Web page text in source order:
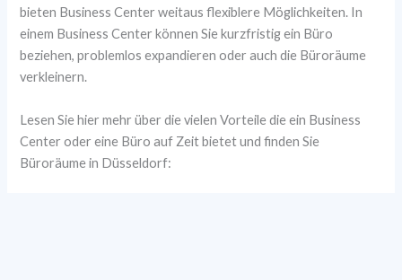
bieten Business Center weitaus flexiblere Möglichkeiten. In
einem Business Center können Sie kurzfristig ein Büro
beziehen, problemlos expandieren oder auch die Büroräume
verkleinern.
Lesen Sie hier mehr über die vielen Vorteile die ein Business
Center oder eine Büro auf Zeit bietet und finden Sie
Büroräume in Düsseldorf: